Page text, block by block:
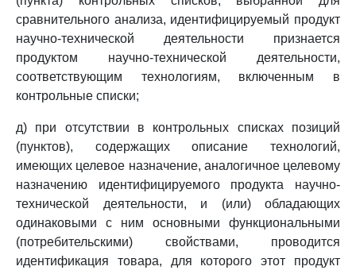
сравнительного анализа, идентифицируемый продукт
научно-технической деятельности признается
продуктом научно-технической деятельности,
соответствующим технологиям, включенным в
контрольные списки;
д) при отсутствии в контрольных списках позиций
(пунктов), содержащих описание технологий,
имеющих целевое назначение, аналогичное целевому
назначению идентифицируемого продукта научно-
технической деятельности, и (или) обладающих
одинаковыми с ним основными функциональными
(потребительскими) свойствами, проводится
идентификация товара, для которого этот продукт